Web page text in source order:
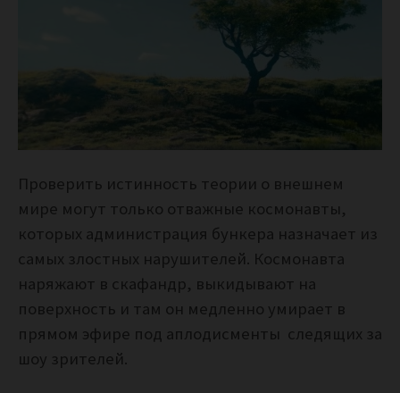
Проверить истинность теории о внешнем
мире могут только отважные космонавты,
которых администрация бункера назначает из
самых злостных нарушителей. Космонавта
наряжают в скафандр, выкидывают на
поверхность и там он медленно умирает в
прямом эфире под аплодисменты следящих за
шоу зрителей.